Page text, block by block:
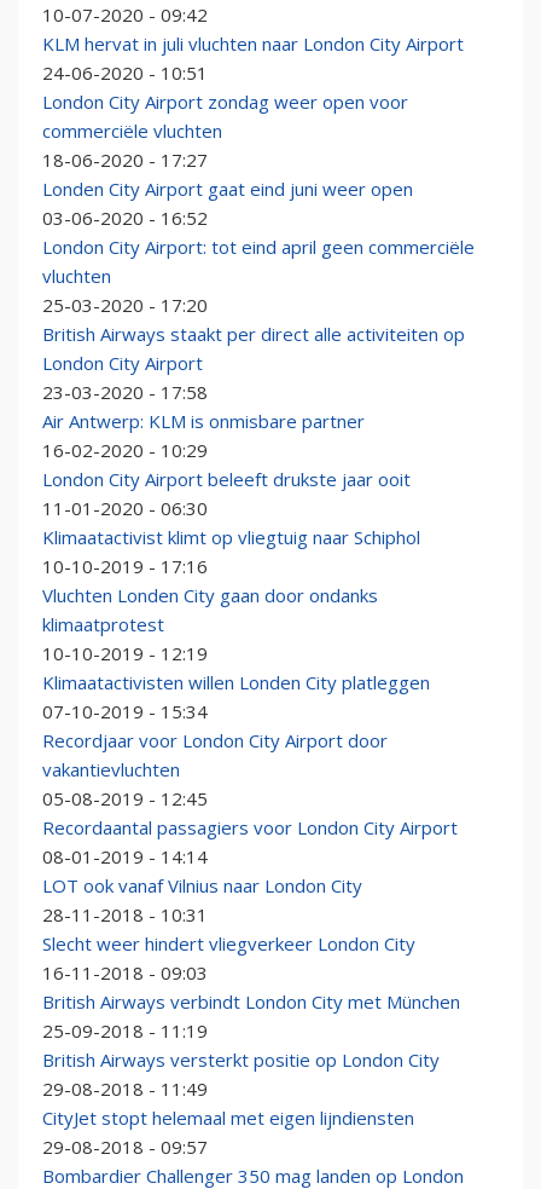
10-07-2020 - 09:42
KLM hervat in juli vluchten naar London City Airport
24-06-2020 - 10:51
London City Airport zondag weer open voor
commerciële vluchten
18-06-2020 - 17:27
Londen City Airport gaat eind juni weer open
03-06-2020 - 16:52
London City Airport: tot eind april geen commerciële
vluchten
25-03-2020 - 17:20
British Airways staakt per direct alle activiteiten op
London City Airport
23-03-2020 - 17:58
Air Antwerp: KLM is onmisbare partner
16-02-2020 - 10:29
London City Airport beleeft drukste jaar ooit
11-01-2020 - 06:30
Klimaatactivist klimt op vliegtuig naar Schiphol
10-10-2019 - 17:16
Vluchten Londen City gaan door ondanks
klimaatprotest
10-10-2019 - 12:19
Klimaatactivisten willen Londen City platleggen
07-10-2019 - 15:34
Recordjaar voor London City Airport door
vakantievluchten
05-08-2019 - 12:45
Recordaantal passagiers voor London City Airport
08-01-2019 - 14:14
LOT ook vanaf Vilnius naar London City
28-11-2018 - 10:31
Slecht weer hindert vliegverkeer London City
16-11-2018 - 09:03
British Airways verbindt London City met München
25-09-2018 - 11:19
British Airways versterkt positie op London City
29-08-2018 - 11:49
CityJet stopt helemaal met eigen lijndiensten
29-08-2018 - 09:57
Bombardier Challenger 350 mag landen op London